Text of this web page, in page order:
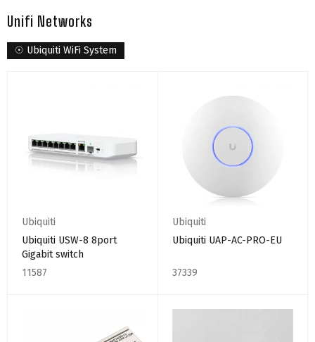
Unifi Networks
☉ Ubiquiti WiFi System
Ubiquiti
Ubiquiti USW-8 8port
Gigabit switch
11587
Ubiquiti
Ubiquiti UAP-AC-PRO-EU
37339